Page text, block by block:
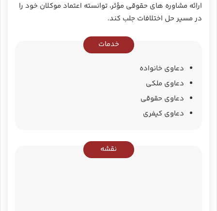
ارائه مشاوره‌ های حقوقی مؤثر، توانسته اعتماد موکلان خود را
در مسیر حل اختلافات جلب کند.
خدمات
دعاوی خانواده
دعاوی ملکی
دعاوی حقوقی
دعاوی کیفری
نقشه